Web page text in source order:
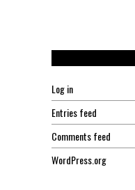
Log in
Entries feed
Comments feed
WordPress.org